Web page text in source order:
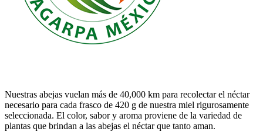
Nuestras abejas vuelan más de 40,000 km para recolectar el néctar
necesario para cada frasco de 420 g de nuestra miel rigurosamente
seleccionada. El color, sabor y aroma proviene de la variedad de
plantas que brindan a las abejas el néctar que tanto aman.